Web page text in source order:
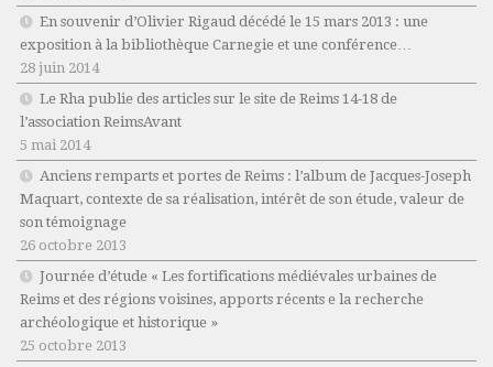
En souvenir d’Olivier Rigaud décédé le 15 mars 2013 : une
exposition à la bibliothèque Carnegie et une conférence…
28 juin 2014
Le Rha publie des articles sur le site de Reims 14-18 de
l’association ReimsAvant
5 mai 2014
Anciens remparts et portes de Reims : l’album de Jacques-Joseph
Maquart, contexte de sa réalisation, intérêt de son étude, valeur de
son témoignage
26 octobre 2013
Journée d’étude « Les fortifications médiévales urbaines de
Reims et des régions voisines, apports récents e la recherche
archéologique et historique »
25 octobre 2013